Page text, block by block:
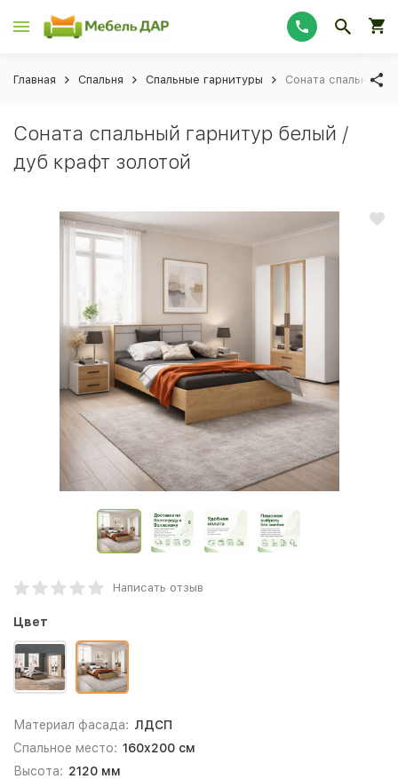
Главная Спальня Спальные гарнитуры Соната спальный
Соната спальный гарнитур белый /
дуб крафт золотой
Написать отзыв
Цвет
Материал фасада: ЛДСП
Спальное место: 160x200 см
Высота: 2120 мм